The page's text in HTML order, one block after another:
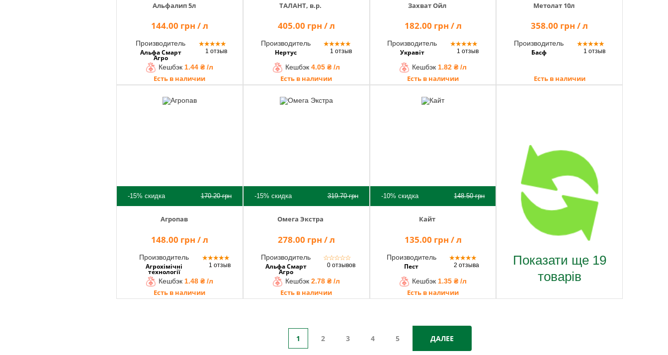
Альфалип 5л
144.00 грн / л
Производитель
Альфа Смарт
Агро
★★★★★
1 отзыв
Кешбэк 1.44 ₴ /л
Есть в наличии
ТАЛАНТ, в.р.
405.00 грн / л
Производитель
Нертус
★★★★★
1 отзыв
Кешбэк4.05 ₴ /л
Есть в наличии
Захват Ойл
182.00 грн / л
Производитель
Укравіт
★★★★★
1 отзыв
Кешбэк 1.82 ₴ /л
Есть в наличии
Метолат 10л
358.00 грн / л
Производитель
Басф
★★★★★
1 отзыв
Есть в наличии
-15% скидка 170.20грн
Агропав
148.00 грн / л
Производитель
Агрохімічні
технології
★★★★★
1 отзыв
Кешбэк 1.48 ₴ /л
Есть в наличии
-15% скидка 319.70грн
Омега Экстра
278.00 грн / л
Производитель
Альфа Смарт
Агро
☆☆☆☆☆
0 отзывов
Кешбэк2.78 ₴ /л
Есть в наличии
-10% скидка 148.50грн
Кайт
135.00 грн / л
Производитель
Пест
★★★★★
2 отзыва
Кешбэк 1.35 ₴ /л
Есть в наличии
Показати ще 19
товарів
1 2 3 4 5 ДАЛЕЕ